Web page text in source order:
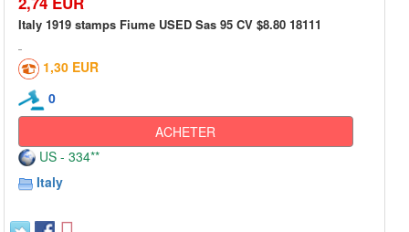
Italy 1919 stamps Fiume USED Sas 95 CV $8.80 18111
1,30 EUR
0
ACHETER
US - 334**
Italy